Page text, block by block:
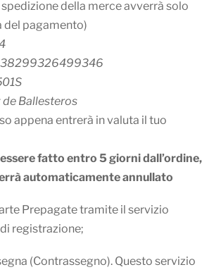
spedizione della merce avverrà solo
del pagamento)
de Ballesteros
appena entrerà in valuta il tuo
fatto entro 5 giorni dall’ordine,
automaticamente annullato
Prepagate tramite il servizio
registrazione;
(Contrassegno). Questo servizio